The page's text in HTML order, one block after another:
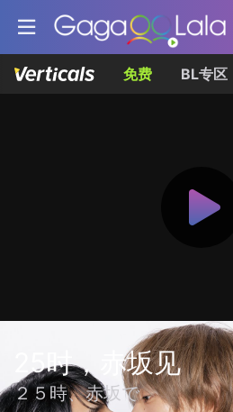
免费 BL专区
25时，赤坂见
２５時、赤坂で